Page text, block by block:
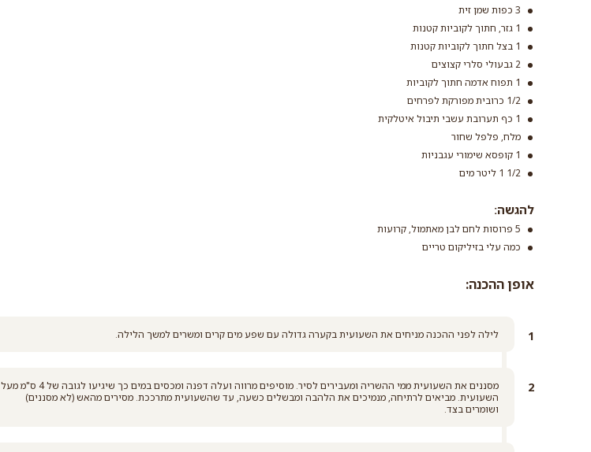
3 כפות שמן זית
1 גזר, חתוך לקוביות קטנות
1 בצל חתוך לקוביות קטנות
2 גבעולי סלרי קצוצים
1 תפוח אדמה חתוך לקוביות
1/2 כרובית מפורקת לפרחים
1 כף תערובת עשבי תיבול איטלקית
מלח, פלפל שחור
1 קופסא שימורי עגבניות
1/2 1 ליטר מים
להגשה:
5 פרוסות לחם לבן מאתמול, קרועות
כמה עלי בזיליקום טריים
אופן ההכנה:
לילה לפני ההכנה מניחים את השעועית בקערה גדולה עם שפע מים קרים ומשרים למשך הלילה.
מסננים את השעועית ממי ההשריה ומעבירים לסיר. מוסיפים מרווה ועלה דפנה ומכסים במים כך שיגיעו לגובה של 4 ס"מ מעל
השעועית. מביאים לרתיחה, מנמיכים את הלהבה ומבשלים כשעה, עד שהשעועית מתרככת. מסירים מהאש (לא מסננים)
ושומרים בצד.